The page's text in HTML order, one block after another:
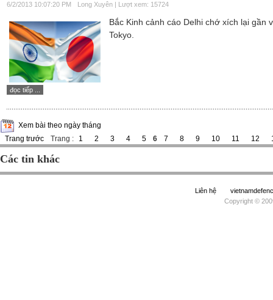
6/2/2013 10:07:20 PM Long Xuyên | Lượt xem: 15724
Bắc Kinh cảnh cáo Delhi chớ xích lại gần
Tokyo.
đọc tiếp ...
Xem bài theo ngày tháng
Trang trước
Trang : 1 2 3 4 5 6 7 8 9 10 11 12
Các tin khác
Liên hệ
Copyright ©